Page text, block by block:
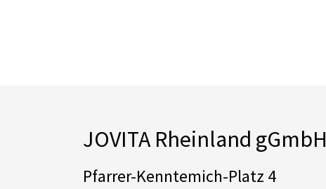
JOVITA Rheinland gGmbH
Pfarrer-Kenntemich-Platz 4